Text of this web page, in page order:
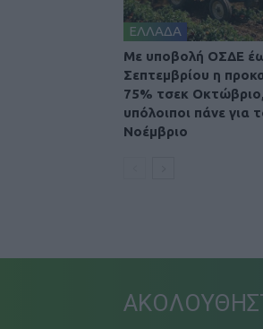
ΕΛΛΑΔΑ
Με υποβολή ΟΣΔΕ
Σεπτεμβρίου η
75% τσεκ
υπόλοιποι πάνε για
Νοέμβριο